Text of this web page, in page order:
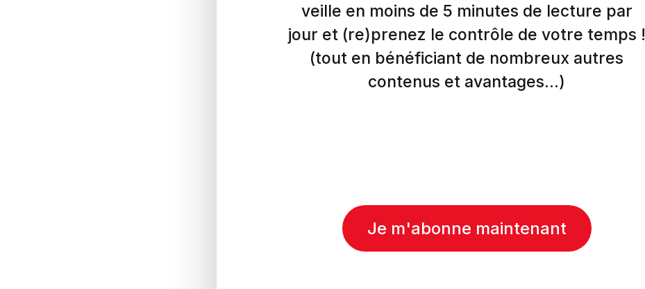
veille en moins de 5 minutes de lecture par
jour et (re)prenez le contrôle de votre temps !
(tout en bénéficiant de nombreux autres
contenus et avantages...)
Je m'abonne maintenant